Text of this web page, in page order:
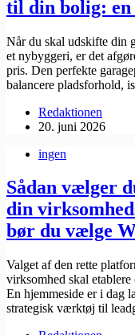
til din bolig: en
Når du skal udskifte din
et nybyggeri, er det
pris. Den perfekte
balancere pladsforhold,
Redaktionen
20. juni 2026
ingen
Sådan vælger
din
bør du vælge
Valget af den rette
virksomhed skal
En hjemmeside er i dag
strategisk værktøj til